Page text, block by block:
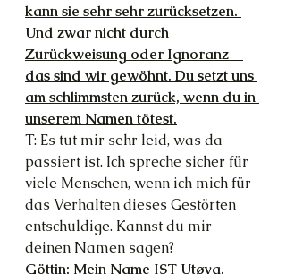
kann sie sehr sehr zurücksetzen.
Und zwar nicht durch
Zurückweisung oder Ignoranz –
das sind wir gewöhnt. Du setzt uns
am schlimmsten zurück, wenn du in
unserem Namen tötest.
T: Es tut mir sehr leid, was da
passiert ist. Ich spreche sicher für
viele Menschen, wenn ich mich für
das Verhalten dieses Gestörten
entschuldige. Kannst du mir
deinen Namen sagen?
Göttin: Mein Name IST Utøya.